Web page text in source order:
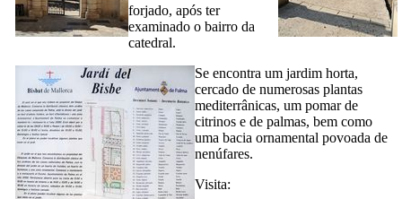
forjado, após ter
examinado o bairro da
catedral.
Se encontra um jardim horta,
cercado de numerosas plantas
mediterrânicas, um pomar de
citrinos e de palmas, bem como
uma bacia ornamental povoada de
nenúfares.
Visita: